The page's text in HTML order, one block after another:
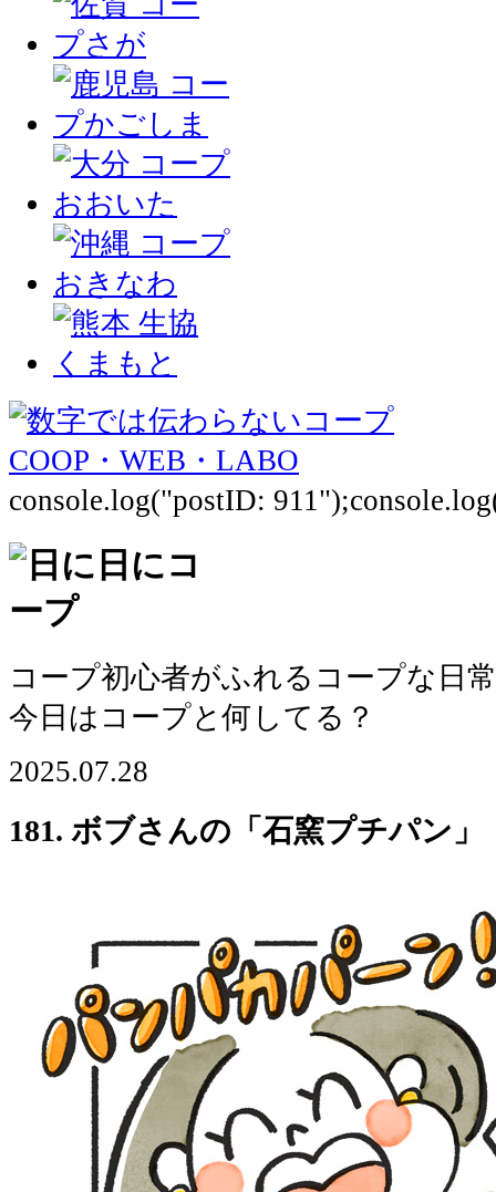
console.log("postID:
コープ初心者がふれるコープな日常
今日はコープと何してる？
2025.07.28
181. ボブさんの「石窯プチパン」